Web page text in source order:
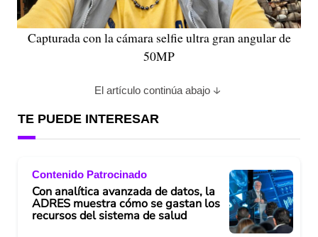
Capturada con la cámara selfie ultra gran angular de
50MP
El artículo continúa abajo
TE PUEDE INTERESAR
Contenido Patrocinado
Con analítica avanzada de datos, la
ADRES muestra cómo se gastan los
recursos del sistema de salud